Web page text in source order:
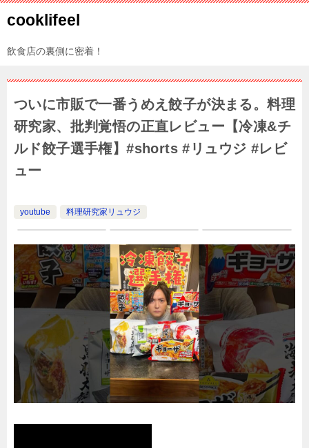
cooklifeel
飲食店の裏側に密着！
ついに市販で一番うめえ餃子が決まる。料理
研究家、批判覚悟の正直レビュー【冷凍&チ
ルド餃子選手権】#shorts #リュウジ #レビ
ュー
youtube 料理研究家リュウジ